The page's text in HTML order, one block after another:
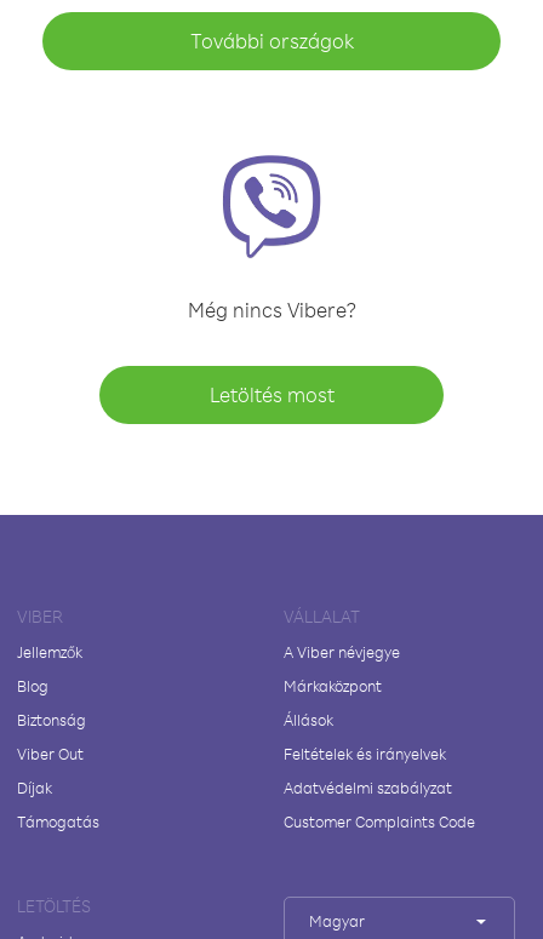
További országok
Még nincs Vibere?
Letöltés most
VIBER
Jellemzők
Blog
Biztonság
Viber Out
Díjak
Támogatás
VÁLLALAT
A Viber névjegye
Márkaközpont
Állások
Feltételek és irányelvek
Adatvédelmi szabályzat
Customer Complaints Code
LETÖLTÉS
Magyar